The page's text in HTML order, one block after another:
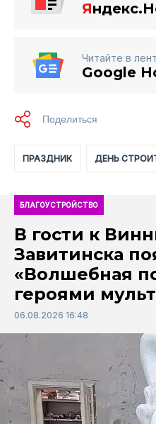
Я
Читайте в
Google
ПРАЗДНИК ДЕНЬ
БЛАГОУСТРОЙСТВО
В гости к
Завитинска
«Волшебная
героями
06.08.2026 16:48